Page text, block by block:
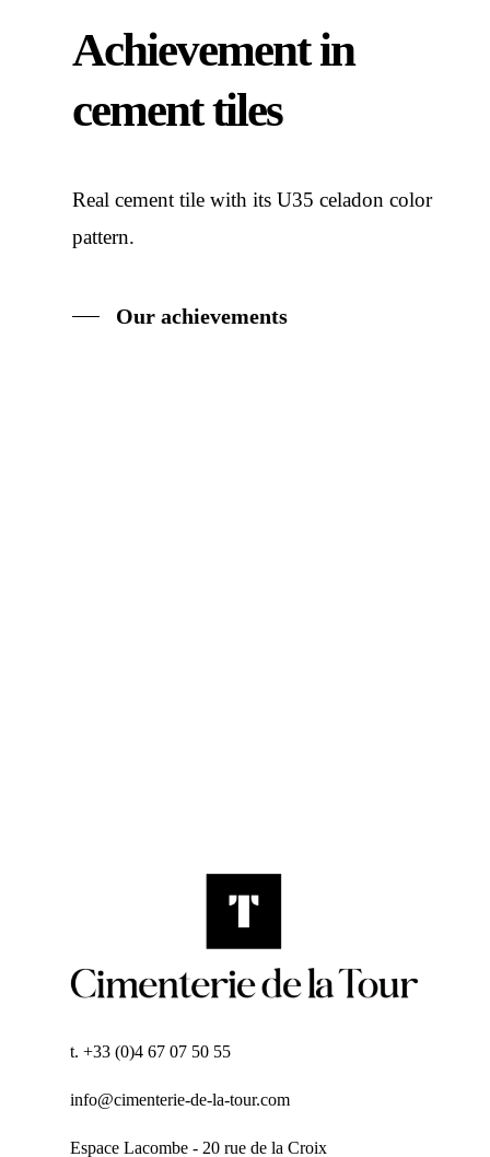
Achievement in
cement tiles
Real cement tile with its U35 celadon color
pattern.
Our achievements
t. +33 (0)4 67 07 50 55
info@cimenterie-de-la-tour.com
Espace Lacombe - 20 rue de la Croix